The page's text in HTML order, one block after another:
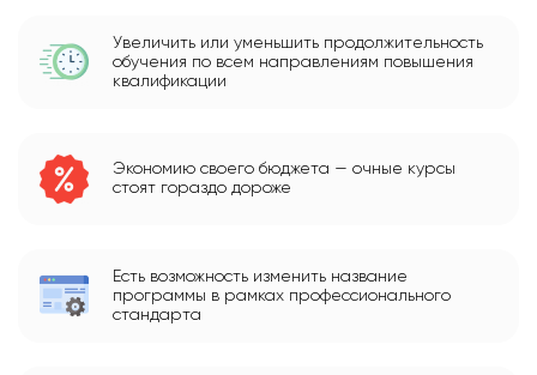
Увеличить или уменьшить продолжительность
обучения по всем направлениям повышения
квалификации
Экономию своего бюджета — очные курсы
стоят гораздо дороже
Есть возможность изменить название
программы в рамках профессионального
стандарта